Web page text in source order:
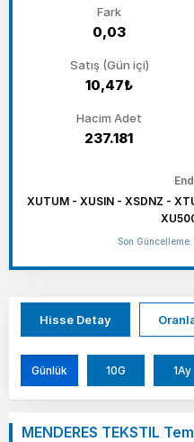
Fark
0,03
Satış (Gün içi)
10,47₺
Hacim Adet
237.181
XUTUM - XUSIN - XSDNZ -
Son Güncelleme:
Hisse Detay
Günlük 10G 1Ay
MENDERES TEKSTIL